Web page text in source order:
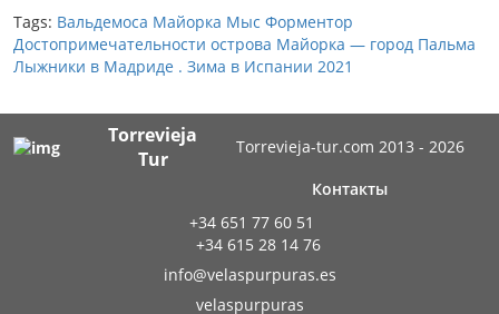
Tags: Вальдемоса Майорка Мыс Форментор
Достопримечательности острова Майорка — город Пальма
Лыжники в Мадриде . Зима в Испании 2021
Torrevieja
Tur
Torrevieja-tur.com 2013 - 2026
Контакты
+34 651 77 60 51
+34 615 28 14 76
info@velaspurpuras.es
velaspurpuras